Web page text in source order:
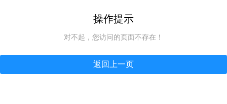
操作提示
对不起，您访问的页面不存在！
返回上一页